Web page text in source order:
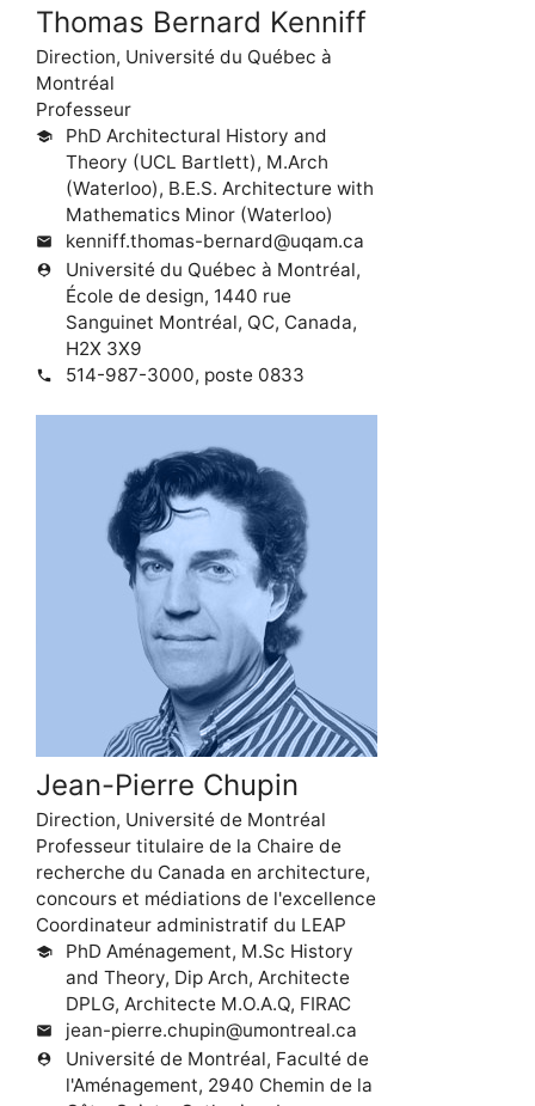
Thomas Bernard Kenniff
Direction, Université du Québec à
Montréal
Professeur
school
PhD Architectural History and
Theory (UCL Bartlett), M.Arch
(Waterloo), B.E.S. Architecture with
Mathematics Minor (Waterloo)
mail kenniff.thomas-bernard@uqam.ca
person_pin
Université du Québec à Montréal,
École de design, 1440 rue
Sanguinet Montréal, QC, Canada,
H2X 3X9
phone 514-987-3000, poste 0833
Jean-Pierre Chupin
Direction, Université de Montréal
Professeur titulaire de la Chaire de
recherche du Canada en architecture,
concours et médiations de l'excellence
Coordinateur administratif du LEAP
school
PhD Aménagement, M.Sc History
and Theory, Dip Arch, Architecte
DPLG, Architecte M.O.A.Q, FIRAC
mail jean-pierre.chupin@umontreal.ca
person_pin
Université de Montréal, Faculté de
l'Aménagement, 2940 Chemin de la